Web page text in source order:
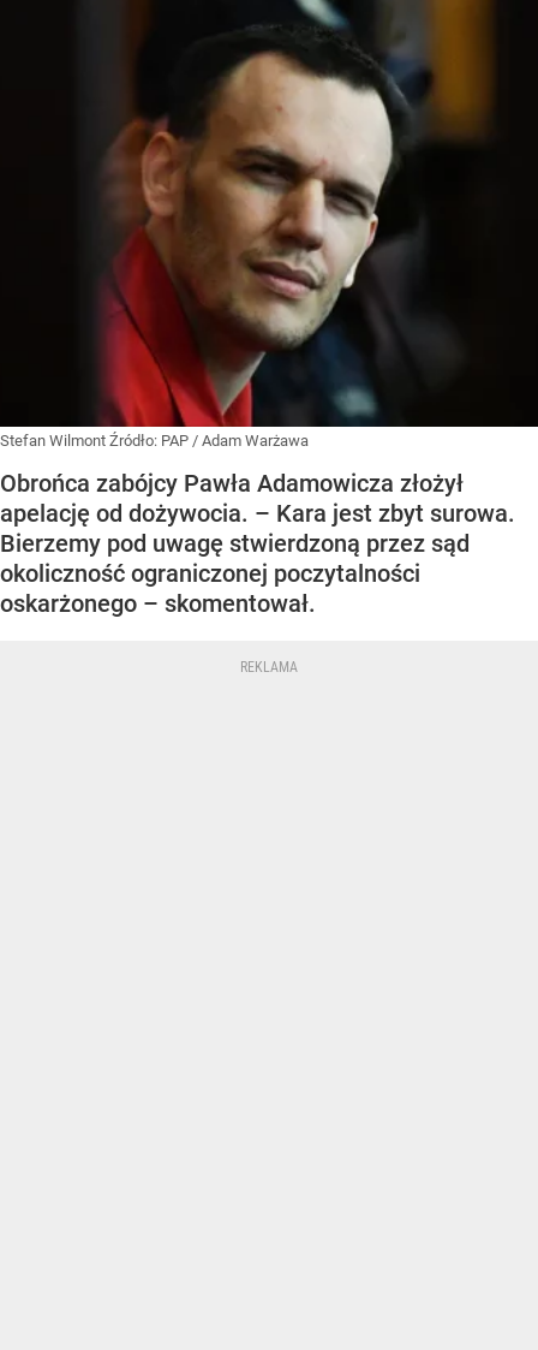
Stefan Wilmont Źródło: PAP / Adam Warżawa
Obrońca zabójcy Pawła Adamowicza złożył
apelację od dożywocia. – Kara jest zbyt surowa.
Bierzemy pod uwagę stwierdzoną przez sąd
okoliczność ograniczonej poczytalności
oskarżonego – skomentował.